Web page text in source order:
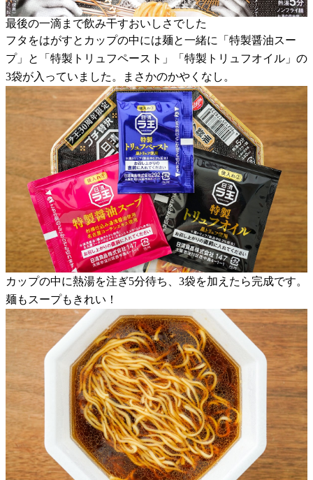
最後の一滴まで飲み干すおいしさでした
フタをはがすとカップの中には麺と一緒に「特製醤油スー
プ」と「特製トリュフペースト」「特製トリュフオイル」の
3袋が入っていました。まさかのかやくなし。
カップの中に熱湯を注ぎ5分待ち、3袋を加えたら完成です。
麺もスープもきれい！